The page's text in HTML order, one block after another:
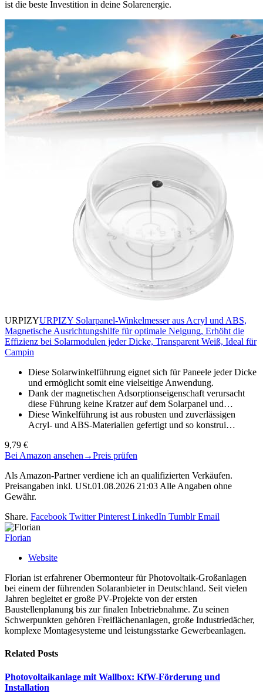
ist die beste Investition in deine Solarenergie.
URPIZYURPIZY Solarpanel-Winkelmesser aus Acryl und ABS,
Magnetische Ausrichtungshilfe für optimale Neigung, Erhöht die
Effizienz bei Solarmodulen jeder Dicke, Transparent Weiß, Ideal für
Campin
Diese Solarwinkelführung eignet sich für Paneele jeder Dicke
und ermöglicht somit eine vielseitige Anwendung.
Dank der magnetischen Adsorptionseigenschaft verursacht
diese Führung keine Kratzer auf dem Solarpanel und…
Diese Winkelführung ist aus robusten und zuverlässigen
Acryl- und ABS-Materialien gefertigt und so konstrui…
9,79 €
Bei Amazon ansehen →Preis prüfen
Als Amazon-Partner verdiene ich an qualifizierten Verkäufen.
Preisangaben inkl. USt.01.08.2026 21:03 Alle Angaben ohne
Gewähr.
Share. Facebook Twitter Pinterest LinkedIn Tumblr Email
Florian
Website
Florian ist erfahrener Obermonteur für Photovoltaik-Großanlagen
bei einem der führenden Solaranbieter in Deutschland. Seit vielen
Jahren begleitet er große PV-Projekte von der ersten
Baustellenplanung bis zur finalen Inbetriebnahme. Zu seinen
Schwerpunkten gehören Freiflächenanlagen, große Industriedächer,
komplexe Montagesysteme und leistungsstarke Gewerbeanlagen.
Related Posts
Photovoltaikanlage mit Wallbox: KfW-Förderung und
Installation